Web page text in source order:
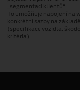
„segmentaci klientů“.
To umožňuje napojení na
konkrétní sazby na
(specifikace vozidla,
kritéria).